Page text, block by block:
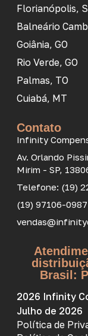
Florianópolis,
Balneário
Goiânia, GO
Rio Verde, GO
Palmas, TO
Cuiabá, MT
Contato
Infinity
Av. Orlando
Mirim - SP,
Telefone: (19)
(19) 97106-0987
Brasil:
2026 Infinity
Julho de 2026
Política de